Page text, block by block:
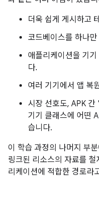
더욱 쉽게 게시하고
코드베이스를 하나
애플리케이션을 기
다.
여러 기기에서 앱 복
시장 선호도, APK
기기 클래스에 어떤
습니다.
이 학습 과정의 나머지 부
링크된 리소스의 자료를
리케이션에 적합한 경로라